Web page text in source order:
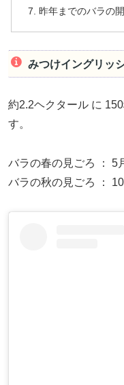
昨年までのバラの
みつけイングリッ
約2.2ヘクタール に
す。
バラの春の見ごろ ： 5
バラの秋の見ごろ ：